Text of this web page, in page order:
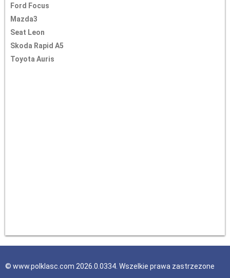
Ford Focus
Mazda3
Seat Leon
Skoda Rapid A5
Toyota Auris
© www.polklasc.com 2026.0.0334. Wszelkie prawa zastrzezone